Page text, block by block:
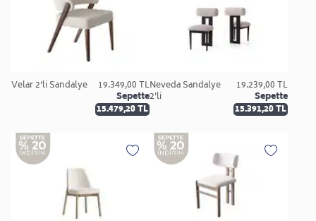
Velar 2'li Sandalye 19.349,00 TL
Sepette
15.479,20 TL
Neveda Sandalye
2'li
19.239,00 TL
Sepette
15.391,20 TL